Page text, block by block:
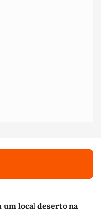
um local deserto na